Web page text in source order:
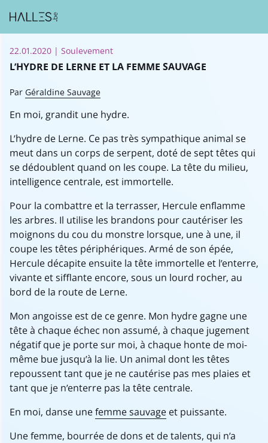
22.01.2020 | Soulevement
L’HYDRE DE LERNE ET LA FEMME SAUVAGE
Par Géraldine Sauvage
En moi, grandit une hydre.
L’hydre de Lerne. Ce pas très sympathique animal se
meut dans un corps de serpent, doté de sept têtes qui
se dédoublent quand on les coupe. La tête du milieu,
intelligence centrale, est immortelle.
Pour la combattre et la terrasser, Hercule enflamme
les arbres. Il utilise les brandons pour cautériser les
moignons du cou du monstre lorsque, une à une, il
coupe les têtes périphériques. Armé de son épée,
Hercule décapite ensuite la tête immortelle et l’enterre,
vivante et sifflante encore, sous un lourd rocher, au
bord de la route de Lerne.
Mon angoisse est de ce genre. Mon hydre gagne une
tête à chaque échec non assumé, à chaque jugement
négatif que je porte sur moi, à chaque honte de moi-
même bue jusqu’à la lie. Un animal dont les têtes
repoussent tant que je ne cautérise pas mes plaies et
tant que je n’enterre pas la tête centrale.
En moi, danse unefemme sauvage et puissante.
Une femme, bourrée de dons et de talents, qui n’a